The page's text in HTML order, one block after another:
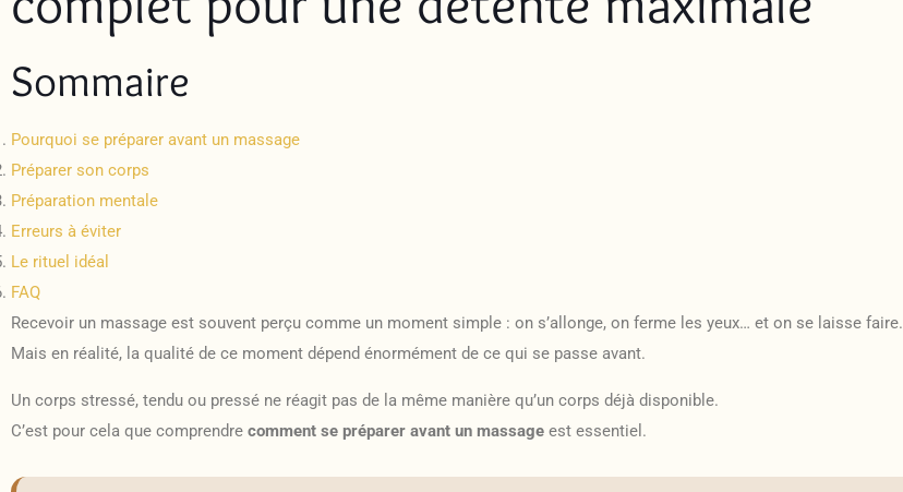
Sommaire
Pourquoi se préparer avant un massage
Préparer son corps
Préparation mentale
Erreurs à éviter
Le rituel idéal
FAQ
Recevoir un massage est souvent perçu comme un moment simple : on s’allonge, on ferme les yeux… et on se laisse faire.
Mais en réalité, la qualité de ce moment dépend énormément de ce qui se passe avant.
Un corps stressé, tendu ou pressé ne réagit pas de la même manière qu’un corps déjà disponible.
C’est pour cela que comprendre comment se préparer avant un massage est essentiel.